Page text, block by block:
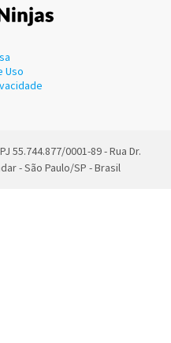
Uso
55.744.877/0001-89 - Rua Dr.
- São Paulo/SP - Brasil